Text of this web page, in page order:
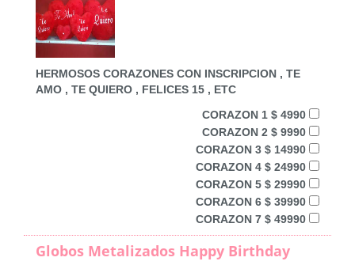
HERMOSOS CORAZONES CON INSCRIPCION , TE
AMO , TE QUIERO , FELICES 15 , ETC
CORAZON 1 $ 4990
CORAZON 2 $ 9990
CORAZON 3 $ 14990
CORAZON 4 $ 24990
CORAZON 5 $ 29990
CORAZON 6 $ 39990
CORAZON 7 $ 49990
Globos Metalizados Happy Birthday